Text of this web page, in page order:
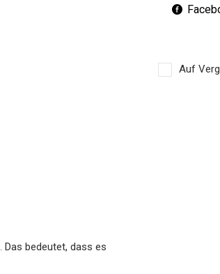
Auf
bedeutet, dass es